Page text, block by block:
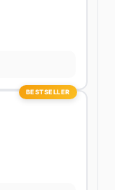
BESTSELLER